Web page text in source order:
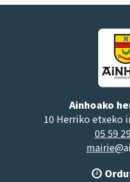
Ainhoako
10 Herriko etxeko
05 59
mairie@
